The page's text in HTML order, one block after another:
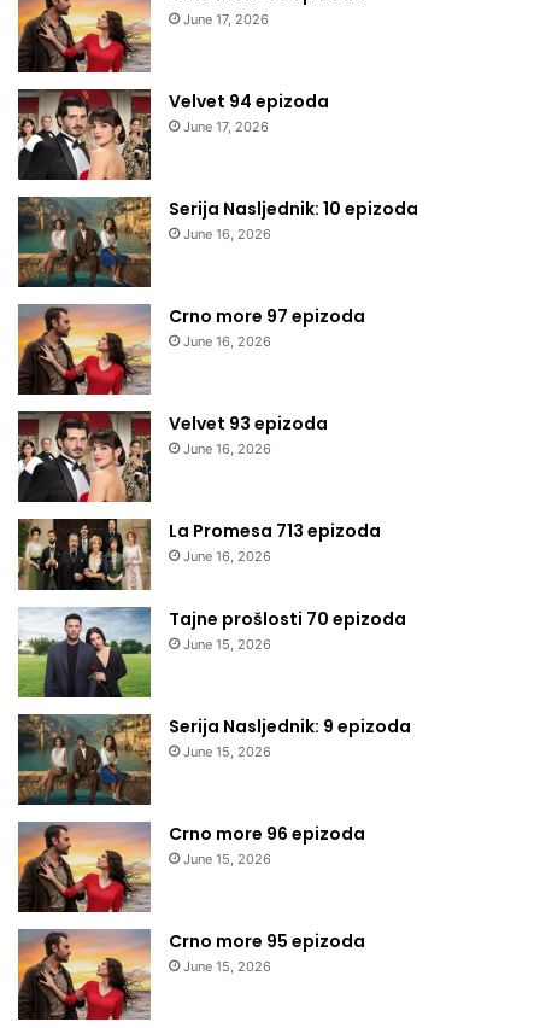
June 17, 2026
Velvet 94 epizoda
June 17, 2026
Serija Nasljednik: 10 epizoda
June 16, 2026
Crno more 97 epizoda
June 16, 2026
Velvet 93 epizoda
June 16, 2026
La Promesa 713 epizoda
June 16, 2026
Tajne prošlosti 70 epizoda
June 15, 2026
Serija Nasljednik: 9 epizoda
June 15, 2026
Crno more 96 epizoda
June 15, 2026
Crno more 95 epizoda
June 15, 2026